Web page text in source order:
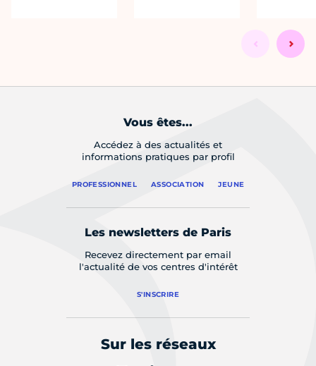
Vous êtes...
Accédez à des actualités et
informations pratiques par profil
PROFESSIONNEL ASSOCIATION JEUNE
Les newsletters de Paris
Recevez directement par email
l'actualité de vos centres d'intérêt
S'INSCRIRE
Sur les réseaux